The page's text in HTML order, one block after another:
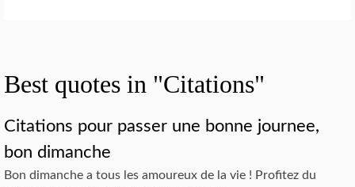
Best quotes in "Citations"
Citations pour passer une bonne journee,
bon dimanche
Bon dimanche a tous les amoureux de la vie ! Profitez du